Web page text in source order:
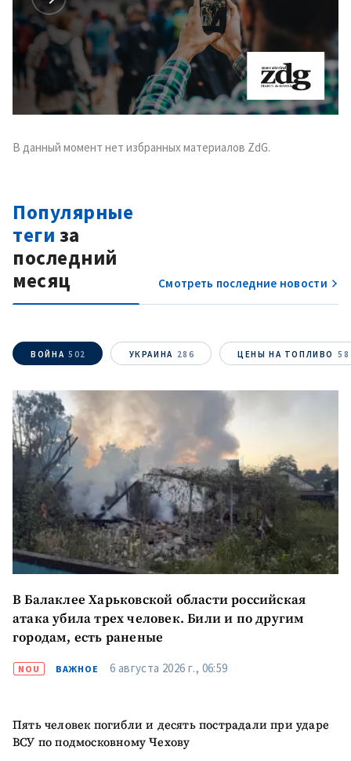
Отправить
информацию
în Română in English
В данный момент нет избранных материалов ZdG.
Популярные
теги за
последний
месяц
Смотреть последние новости
ВОЙНА 502 УКРАИНА 286 ЦЕНЫ НА ТОПЛИВО 58
В Балаклее Харьковской области российская
атака убила трех человек. Били и по другим
городам, есть раненые
NOU ВАЖНОЕ 6 августа 2026 г., 06:59
Пять человек погибли и десять пострадали при ударе
ВСУ по подмосковному Чехову